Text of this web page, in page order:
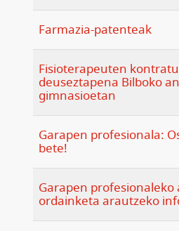
Farmazia-patenteak
Fisioterapeuten
deuseztapena Bilboko
gimnasioetan
Garapen profesionala:
bete!
Garapen profesionaleko
ordainketa arautzeko